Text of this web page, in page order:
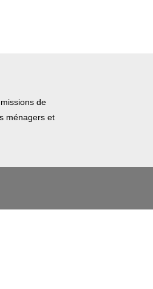
de
ménagers et